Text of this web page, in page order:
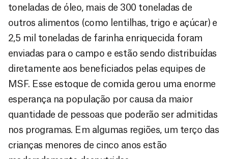
toneladas de óleo, mais de 300 toneladas de
outros alimentos (como lentilhas, trigo e açúcar) e
2,5 mil toneladas de farinha enriquecida foram
enviadas para o campo e estão sendo distribuídas
diretamente aos beneficiados pelas equipes de
MSF. Esse estoque de comida gerou uma enorme
esperança na população por causa da maior
quantidade de pessoas que poderão ser admitidas
nos programas. Em algumas regiões, um terço das
crianças menores de cinco anos estão